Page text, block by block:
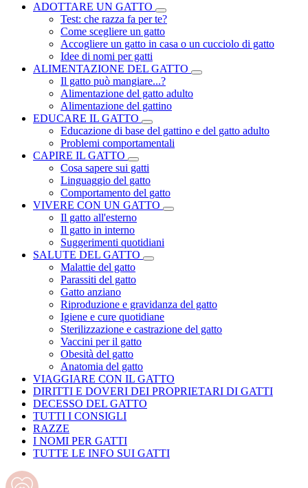
ADOTTARE UN GATTO
Test: che razza fa per te?
Come scegliere un gatto
Accogliere un gatto in casa o un cucciolo di gatto
Idee di nomi per gatti
ALIMENTAZIONE DEL GATTO
Il gatto può mangiare...?
Alimentazione del gatto adulto
Alimentazione del gattino
EDUCARE IL GATTO
Educazione di base del gattino e del gatto adulto
Problemi comportamentali
CAPIRE IL GATTO
Cosa sapere sui gatti
Linguaggio del gatto
Comportamento del gatto
VIVERE CON UN GATTO
Il gatto all'esterno
Il gatto in interno
Suggerimenti quotidiani
SALUTE DEL GATTO
Malattie del gatto
Parassiti del gatto
Gatto anziano
Riproduzione e gravidanza del gatto
Igiene e cure quotidiane
Sterilizzazione e castrazione del gatto
Vaccini per il gatto
Obesità del gatto
Anatomia del gatto
VIAGGIARE CON IL GATTO
DIRITTI E DOVERI DEI PROPRIETARI DI GATTI
DECESSO DEL GATTO
TUTTI I CONSIGLI
RAZZE
I NOMI PER GATTI
TUTTE LE INFO SUI GATTI